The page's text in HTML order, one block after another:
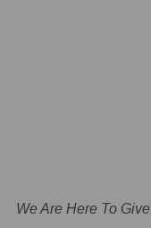
We Are Here To